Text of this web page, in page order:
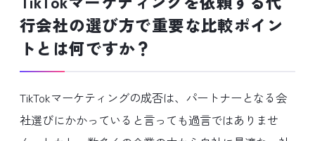
行会社の選び方で重要な比較ポイン
トとは何ですか？
TikTokマーケティングの成否は、パートナーとなる会
社選びにかかっていると言っても過言ではありませ